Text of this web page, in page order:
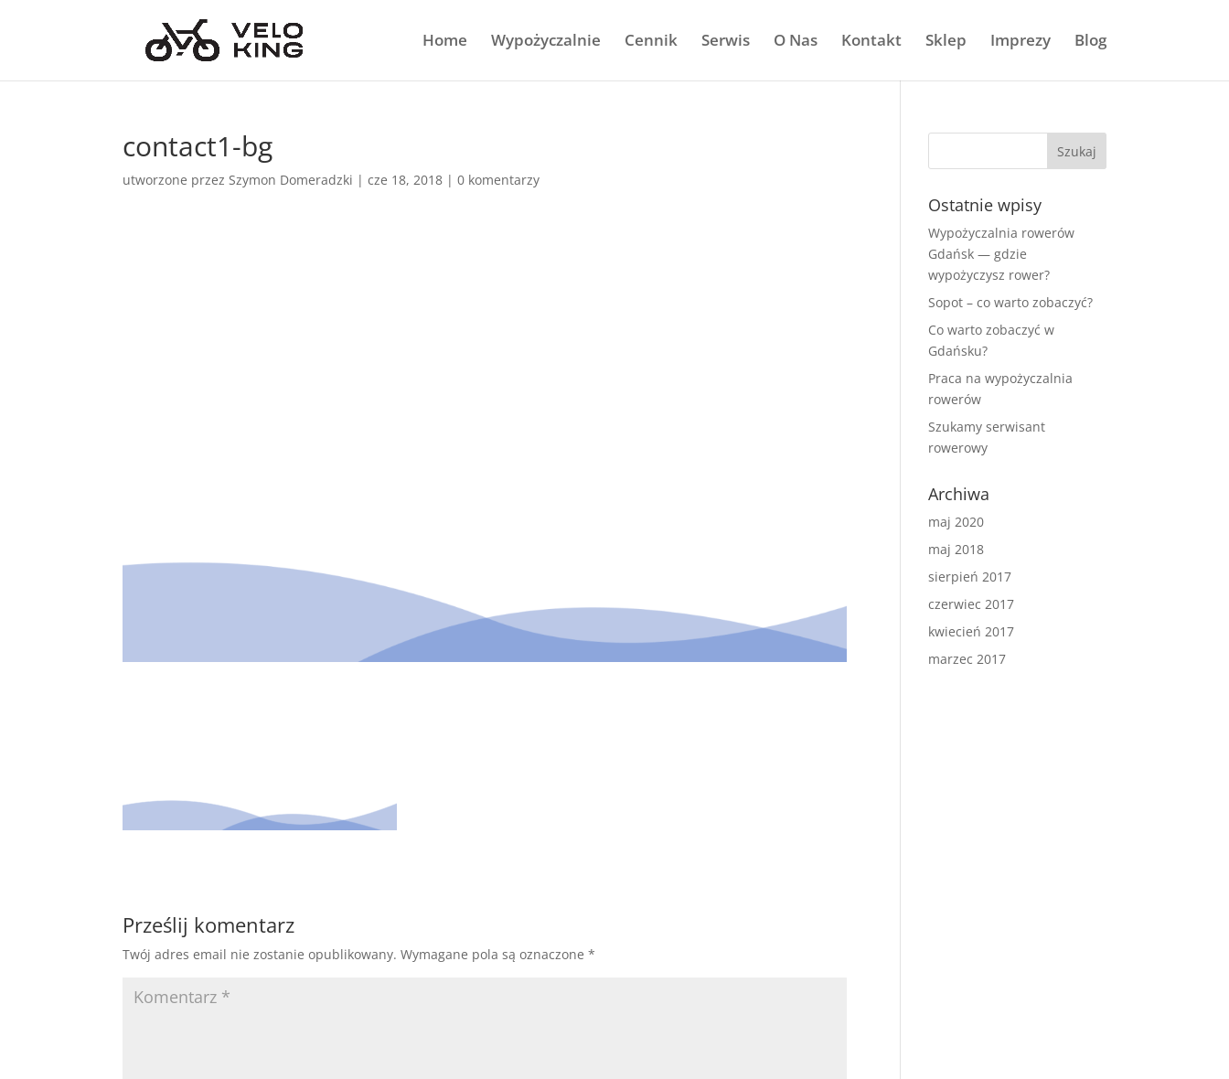
Home Wypożyczalnie Cennik Serwis O Nas Kontakt Sklep Imprezy Blog
contact1-bg
utworzone przezSzymon Domeradzki |cze 18, 2018 |0 komentarzy
Prześlij komentarz
Twój adres email nie zostanie opublikowany. Wymagane pola są oznaczone*
Ostatnie wpisy
Wypożyczalnia rowerów
Gdańsk — gdzie
wypożyczysz rower?
Sopot – co warto zobaczyć?
Co warto zobaczyć w
Gdańsku?
Praca na wypożyczalnia
rowerów
Szukamy serwisant
rowerowy
Archiwa
maj 2020
maj 2018
sierpień 2017
czerwiec 2017
kwiecień 2017
marzec 2017